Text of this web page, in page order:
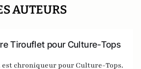
AUTEURS
Tirouflet pour Culture-Tops
est chroniqueur pour Culture-Tops.